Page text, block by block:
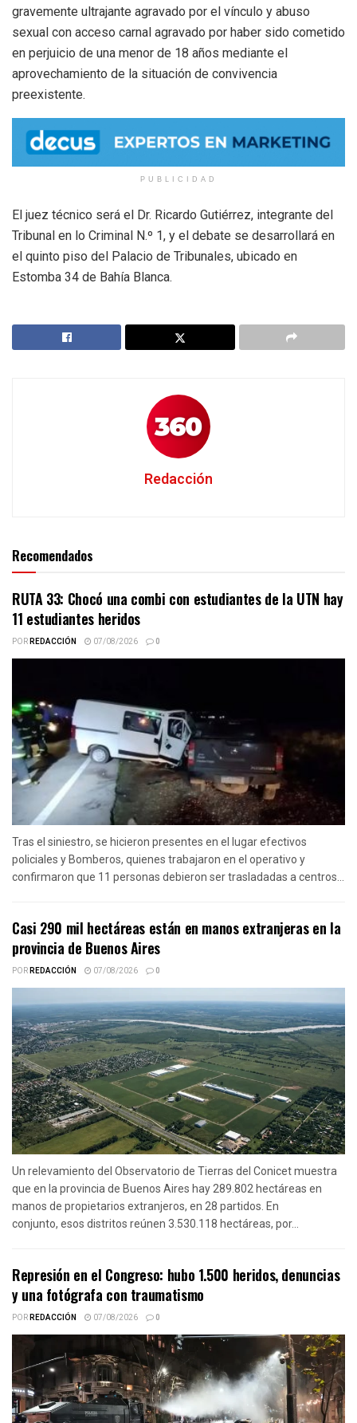
gravemente ultrajante agravado por el vínculo y abuso
sexual con acceso carnal agravado por haber sido cometido
en perjuicio de una menor de 18 años mediante el
aprovechamiento de la situación de convivencia
preexistente.
PUBLICIDAD
El juez técnico será el Dr. Ricardo Gutiérrez, integrante del
Tribunal en lo Criminal N.º 1, y el debate se desarrollará en
el quinto piso del Palacio de Tribunales, ubicado en
Estomba 34 de Bahía Blanca.
Redacción
Recomendados
RUTA 33: Chocó una combi con estudiantes de la UTN hay
11 estudiantes heridos
PORREDACCIÓN 07/08/2026 0
Tras el siniestro, se hicieron presentes en el lugar efectivos
policiales y Bomberos, quienes trabajaron en el operativo y
confirmaron que 11 personas debieron ser trasladadas a centros...
Casi 290 mil hectáreas están en manos extranjeras en la
provincia de Buenos Aires
PORREDACCIÓN 07/08/2026 0
Un relevamiento del Observatorio de Tierras del Conicet muestra
que en la provincia de Buenos Aires hay 289.802 hectáreas en
manos de propietarios extranjeros, en 28 partidos. En
conjunto, esos distritos reúnen 3.530.118 hectáreas, por...
Represión en el Congreso: hubo 1.500 heridos, denuncias
y una fotógrafa con traumatismo
PORREDACCIÓN 07/08/2026 0